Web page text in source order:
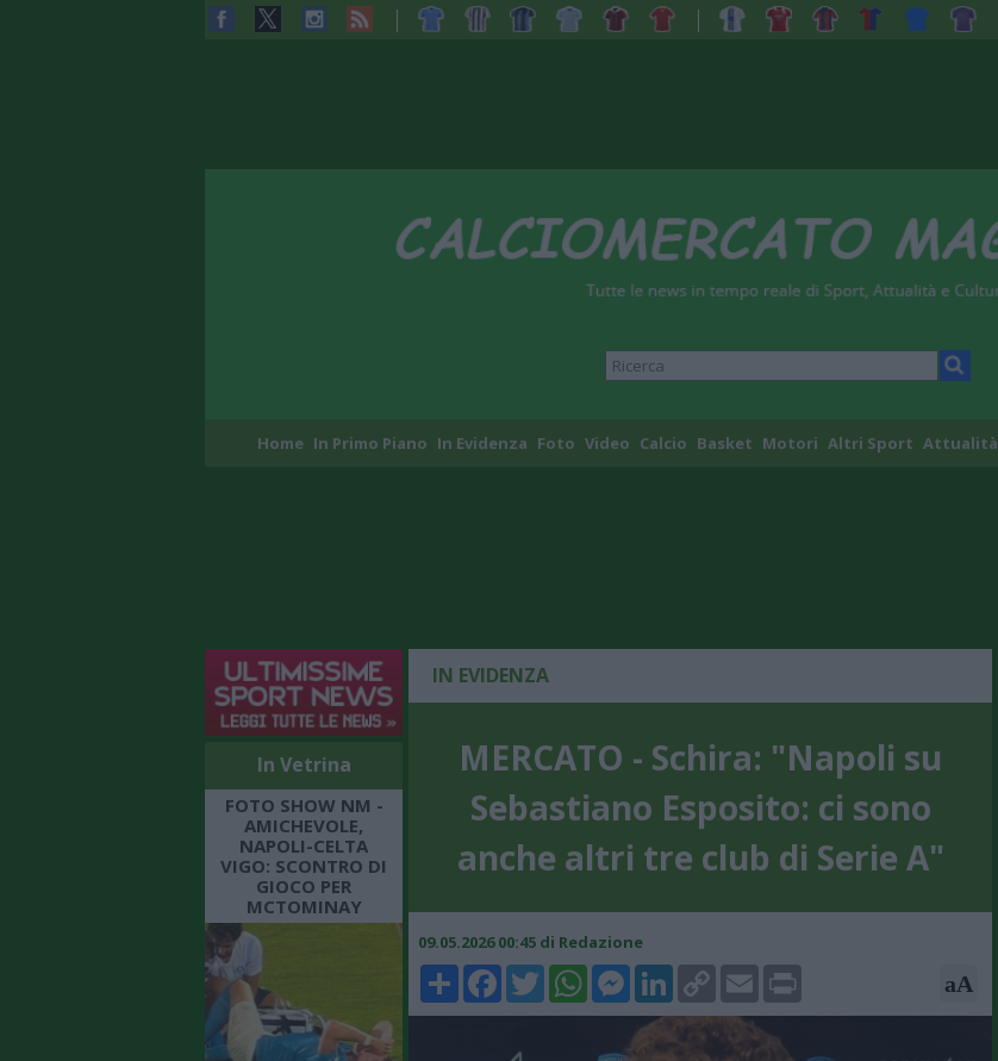
Home In Primo Piano In Evidenza Foto Video Calcio Basket Motori Altri Sport Attualità
In Vetrina
FOTO SHOW NM -
AMICHEVOLE,
NAPOLI-CELTA
VIGO: SCONTRO DI
GIOCO PER
MCTOMINAY
IN EVIDENZA
MERCATO - Schira: "Napoli su
Sebastiano Esposito: ci sono
anche altri tre club di Serie A"
09.05.2026 00:45 di Redazione
ShareFacebookTwitterWhatsAppMessenger
LinkedIn
Copy
Link
Email Print aA